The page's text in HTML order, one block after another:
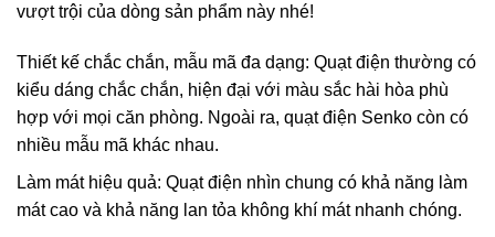
vượt trội của dòng sản phẩm này nhé!
Thiết kế chắc chắn, mẫu mã đa dạng: Quạt điện thường có
kiểu dáng chắc chắn, hiện đại với màu sắc hài hòa phù
hợp với mọi căn phòng. Ngoài ra, quạt điện Senko còn có
nhiều mẫu mã khác nhau.
Làm mát hiệu quả: Quạt điện nhìn chung có khả năng làm
mát cao và khả năng lan tỏa không khí mát nhanh chóng.